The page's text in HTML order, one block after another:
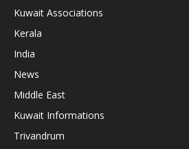
Kuwait Associations
Kerala
India
News
Middle East
Kuwait Informations
Trivandrum